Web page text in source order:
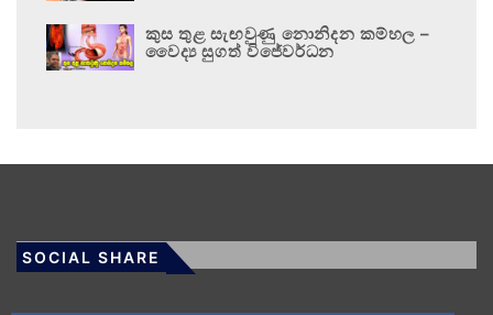
කුස තුළ සැඟවුණු නොනිදන කම්හල –
වෛද්‍ය සුගත් විජේවර්ධන
SOCIAL SHARE